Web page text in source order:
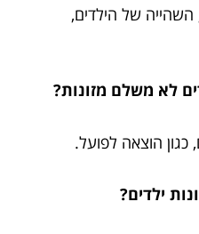
השהייה של הילדים,
כגון הוצאה לפועל.